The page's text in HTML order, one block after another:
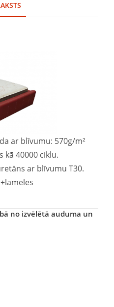
ar blīvumu: 570g/m²
kā 40000 ciklu.
ar blīvumu T30.
no izvēlētā auduma un